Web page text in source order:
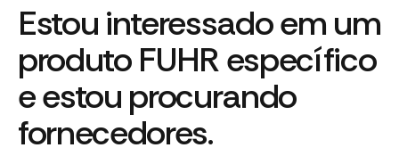
Estou interessado em um
produto FUHR específico
e estou procurando
fornecedores.